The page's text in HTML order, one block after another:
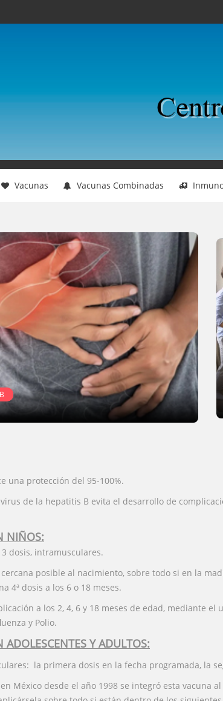
Vacunas Vacunas Combinadas
una protección del 95-100%.
de la hepatitis B evita el desarrollo de
NIÑOS:
dosis, intramusculares.
posible al nacimiento, sobre todo si en la
4ª dosis a los 6 o 18 meses.
a los 2, 4, 6 y 18 meses de edad, mediante el
y Polio.
Y ADULTOS:
la primera dosis en la fecha programada, la
México desde el año 1998 se integró esta vacuna